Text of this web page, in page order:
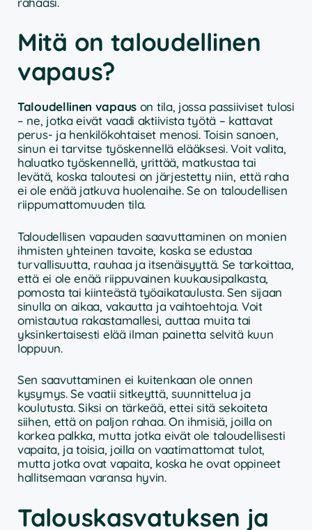
Mitä on taloudellinen
vapaus?
Taloudellinen vapaus on tila, jossa passiiviset tulosi
– ne, jotka eivät vaadi aktiivista työtä – kattavat
perus- ja henkilökohtaiset menosi. Toisin sanoen,
sinun ei tarvitse työskennellä elääksesi. Voit valita,
haluatko työskennellä, yrittää, matkustaa tai
levätä, koska taloutesi on järjestetty niin, että raha
ei ole enää jatkuva huolenaihe. Se on taloudellisen
riippumattomuuden tila.
Taloudellisen vapauden saavuttaminen on monien
ihmisten yhteinen tavoite, koska se edustaa
turvallisuutta, rauhaa ja itsenäisyyttä. Se tarkoittaa,
että ei ole enää riippuvainen kuukausipalkasta,
pomosta tai kiinteästä työaikataulusta. Sen sijaan
sinulla on aikaa, vakautta ja vaihtoehtoja. Voit
omistautua rakastamallesi, auttaa muita tai
yksinkertaisesti elää ilman painetta selvitä kuun
loppuun.
Sen saavuttaminen ei kuitenkaan ole onnen
kysymys. Se vaatii sitkeyttä, suunnittelua ja
koulutusta. Siksi on tärkeää, ettei sitä sekoiteta
siihen, että on paljon rahaa. On ihmisiä, joilla on
korkea palkka, mutta jotka eivät ole taloudellisesti
vapaita, ja toisia, joilla on vaatimattomat tulot,
mutta jotka ovat vapaita, koska he ovat oppineet
hallitsemaan varansa hyvin.
Talouskasvatuksen ja